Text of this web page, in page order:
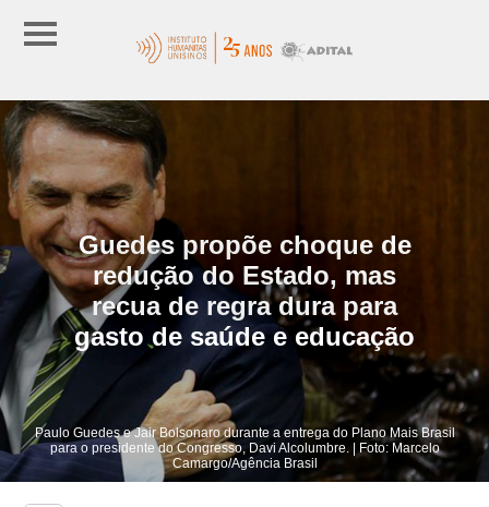
Guedes propõe choque de
redução do Estado, mas
recua de regra dura para
gasto de saúde e educação
Paulo Guedes e Jair Bolsonaro durante a entrega do Plano Mais Brasil
para o presidente do Congresso, Davi Alcolumbre. | Foto: Marcelo
Camargo/Agência Brasil